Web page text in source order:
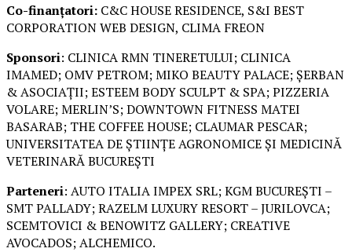
Co-finanțatori: C&C HOUSE RESIDENCE, S&I BEST
CORPORATION WEB DESIGN, CLIMA FREON
Sponsori: CLINICA RMN TINERETULUI; CLINICA
IMAMED; OMV PETROM; MIKO BEAUTY PALACE; ȘERBAN
& ASOCIAȚII; ESTEEM BODY SCULPT & SPA; PIZZERIA
VOLARE; MERLIN’S; DOWNTOWN FITNESS MATEI
BASARAB; THE COFFEE HOUSE; CLAUMAR PESCAR;
UNIVERSITATEA DE ȘTIINȚE AGRONOMICE ȘI MEDICINĂ
VETERINARĂ BUCUREȘTI
Parteneri: AUTO ITALIA IMPEX SRL; KGM BUCUREȘTI –
SMT PALLADY; RAZELM LUXURY RESORT – JURILOVCA;
SCEMTOVICI & BENOWITZ GALLERY; CREATIVE
AVOCADOS; ALCHEMICO.